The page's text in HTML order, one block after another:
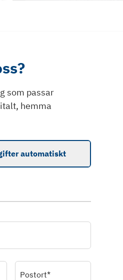
som passar
hemma
automatiskt
Postort*